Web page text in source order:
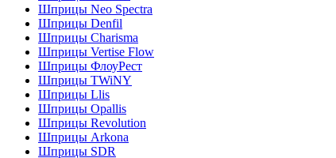
Шприцы Neo Spectra
Шприцы Denfil
Шприцы Charisma
Шприцы Vertise Flow
Шприцы ФлоуРест
Шприцы TWiNY
Шприцы Llis
Шприцы Opallis
Шприцы Revolution
Шприцы Arkona
Шприцы SDR